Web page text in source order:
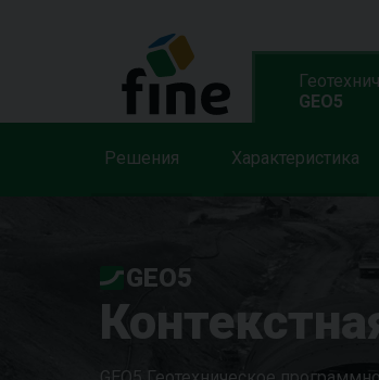
GEO5
Решения Характеристика
GEO5